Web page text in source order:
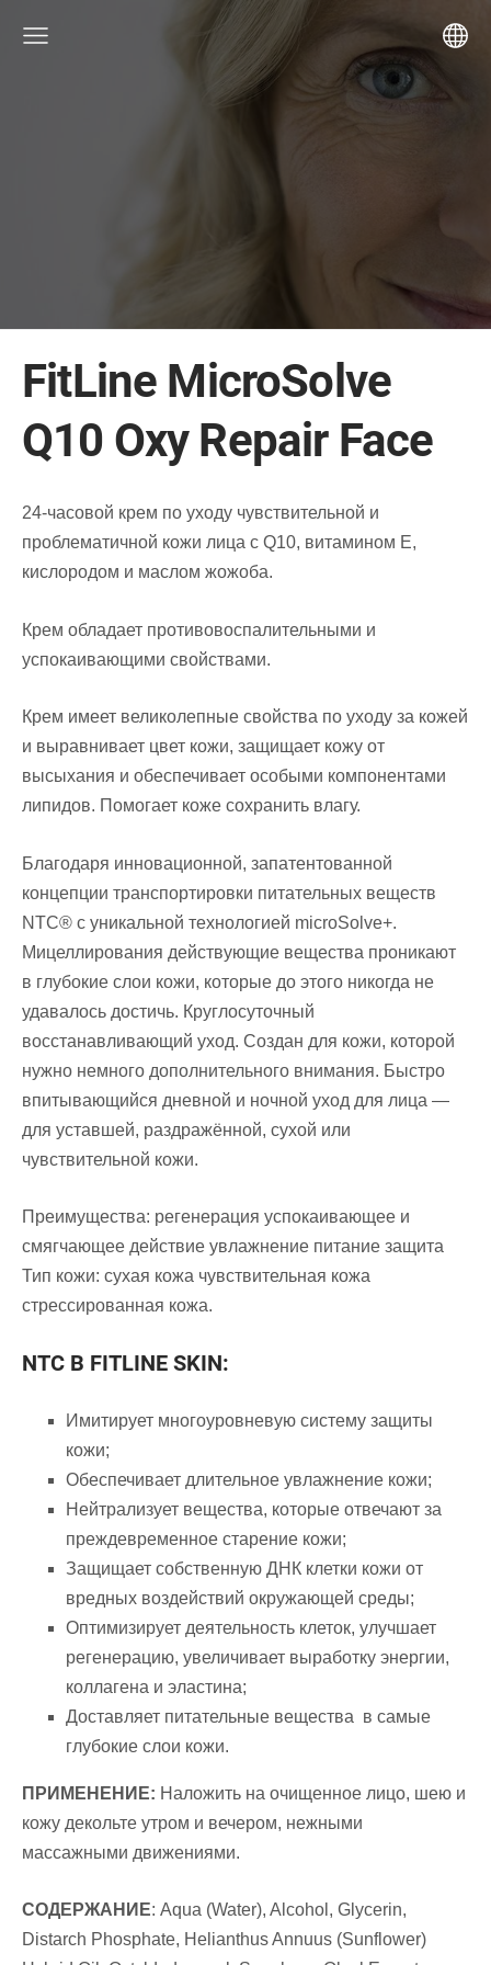
FitLine MicroSolve
Q10 Oxy Repair Face
24-часовой крем по уходу чувствительной и
проблематичной кожи лица с Q10, витамином E,
кислородом и маслом жожоба.
Крем обладает противовоспалительными и
успокаивающими свойствами.
Крем имеет великолепные свойства по уходу за кожей
и выравнивает цвет кожи, защищает кожу от
высыхания и обеспечивает особыми компонентами
липидов. Помогает коже сохранить влагу.
Благодаря инновационной, запатентованной
концепции транспортировки питательных веществ
NTC® с уникальной технологией microSolve+.
Мицеллирования действующие вещества проникают
в глубокие слои кожи, которые до этого никогда не
удавалось достичь. Круглосуточный
восстанавливающий уход. Создан для кожи, которой
нужно немного дополнительного внимания. Быстро
впитывающийся дневной и ночной уход для лица —
для уставшей, раздражённой, сухой или
чувствительной кожи.
Преимущества: регенерация успокаивающее и
смягчающее действие увлажнение питание защита
Тип кожи: сухая кожа чувствительная кожа
стрессированная кожа.
NTC В FITLINE SKIN:
Имитирует многоуровневую систему защиты
кожи;
Обеспечивает длительное увлажнение кожи;
Нейтрализует вещества, которые отвечают за
преждевременное старение кожи;
Защищает собственную ДНК клетки кожи от
вредных воздействий окружающей среды;
Оптимизирует деятельность клеток, улучшает
регенерацию, увеличивает выработку энергии,
коллагена и эластина;
Доставляет питательные вещества в самые
глубокие слои кожи.
ПРИМЕНЕНИЕ: Наложить на очищенное лицо, шею и
кожу декольте утром и вечером, нежными
массажными движениями.
СОДЕРЖАНИЕ: Aqua (Water), Alcohol, Glycerin,
Distarch Phosphate, Helianthus Annuus (Sunflower)